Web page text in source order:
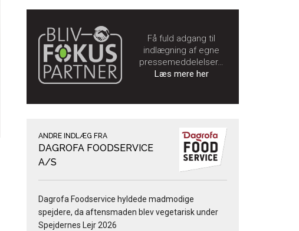
Få fuld adgang til
indlægning af egne
pressemeddelelser…
Læs mere her
ANDRE INDLÆG FRA
DAGROFA FOODSERVICE
A/S
Dagrofa Foodservice hyldede madmodige
spejdere, da aftensmaden blev vegetarisk under
Spejdernes Lejr 2026